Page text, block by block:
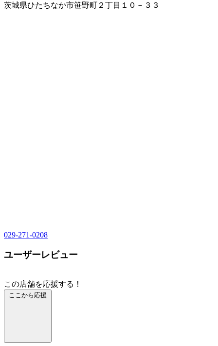
茨城県ひたちなか市笹野町２丁目１０－３３
029-271-0208
ユーザーレビュー
この店舗を応援する！
ここから応援